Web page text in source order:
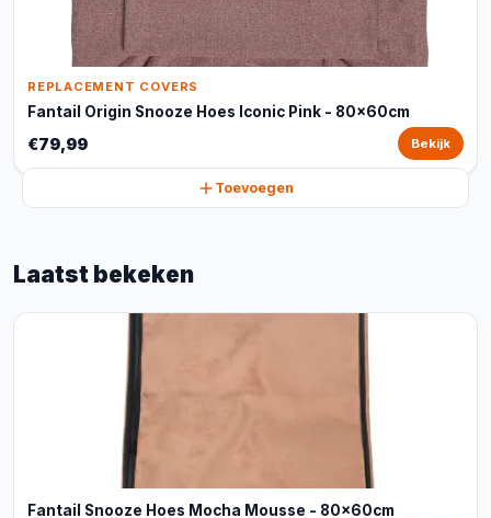
REPLACEMENT COVERS
Fantail Origin Snooze Hoes Iconic Pink - 80x60cm
€79,99 Bekijk
Toevoegen
Laatst bekeken
Fantail Snooze Hoes Mocha Mousse - 80x60cm